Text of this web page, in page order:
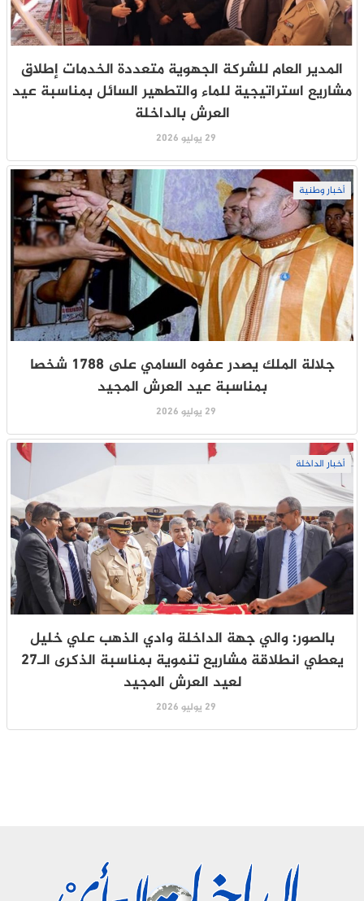
المدير العام للشركة الجهوية متعددة الخدمات إطلاق
مشاريع استراتيجية للماء والتطهير السائل بمناسبة عيد
العرش بالداخلة
29 يوليو 2026
أخبار وطنية
جلالة الملك يصدر عفوه السامي على 1788 شخصا
بمناسبة عيد العرش المجيد
29 يوليو 2026
أخبار الداخلة
بالصور: والي جهة الداخلة وادي الذهب علي خليل
يعطي انطلاقة مشاريع تنموية بمناسبة الذكرى الـ27
لعيد العرش المجيد
29 يوليو 2026